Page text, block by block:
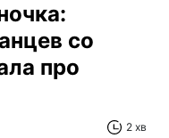
со
про
2 хв